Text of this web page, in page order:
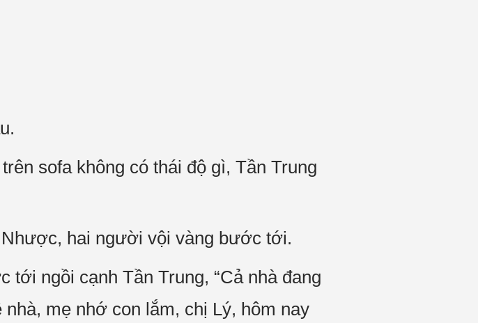
sofa không có thái độ gì, Tần Trung
hai người vội vàng bước tới.
tới ngồi cạnh Tần Trung, “Cả nhà đang
mẹ nhớ con lắm, chị Lý, hôm nay